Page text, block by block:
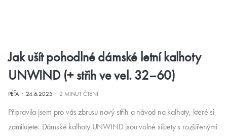
Jak ušít pohodlné dámské letní kalhoty
UNWIND (+ střih ve vel. 32–60)
PÉŤA· 24.6.2025 · 2 MINUT ČTENÍ
Připravila jsem pro vás zbrusu nový střih a návod na kalhoty, které si
zamilujete. Dámské kalhoty UNWIND jsou volné siluety s rozšířenými